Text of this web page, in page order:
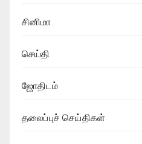
சினிமா
செய்தி
ஜோதிடம்
தலைப்புச் செய்திகள்